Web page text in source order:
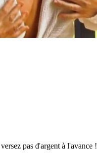
pas d'argent à l'avance !